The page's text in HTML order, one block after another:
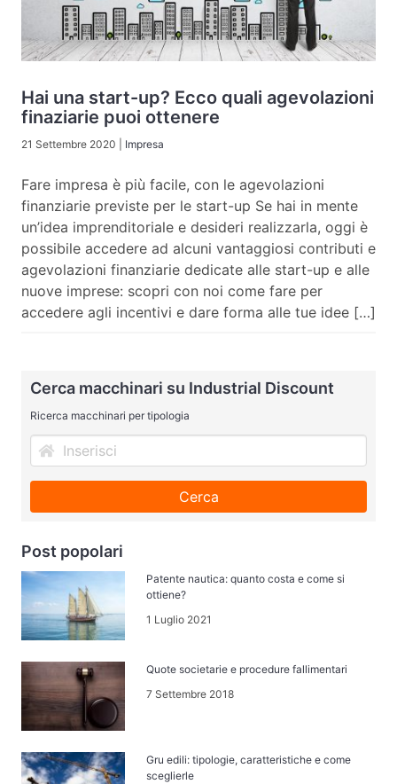
Hai una start-up? Ecco quali agevolazioni
finaziarie puoi ottenere
21 Settembre 2020 Impresa
Fare impresa è più facile, con le agevolazioni
finanziarie previste per le start-up Se hai in mente
un’idea imprenditoriale e desideri realizzarla, oggi è
possibile accedere ad alcuni vantaggiosi contributi e
agevolazioni finanziarie dedicate alle start-up e alle
nuove imprese: scopri con noi come fare per
accedere agli incentivi e dare forma alle tue idee […]
Cerca macchinari su Industrial Discount
Ricerca macchinari per tipologia
Cerca
Post popolari
Patente nautica: quanto costa e come si
ottiene?
1 Luglio 2021
Quote societarie e procedure fallimentari
7 Settembre 2018
Gru edili: tipologie, caratteristiche e come
sceglierle